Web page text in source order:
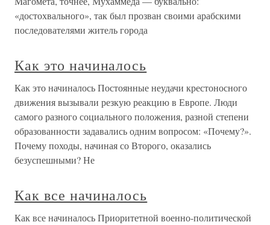
«достохвального», так был прозван своими арабскими
последователями житель города
Как это начиналось
Как это начиналось Постоянные неудачи крестоносного
движения вызывали резкую реакцию в Европе. Люди
самого разного социального положения, разной степени
образованности задавались одним вопросом: «Почему?».
Почему походы, начиная со Второго, оказались
безуспешными? Не
Как все начиналось
Как все начиналось Приоритетной военно-политической